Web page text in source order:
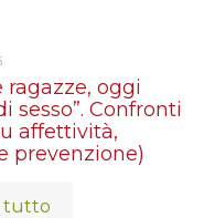
ragazze, oggi
sesso”. Confronti
affettività,
prevenzione)
tutto